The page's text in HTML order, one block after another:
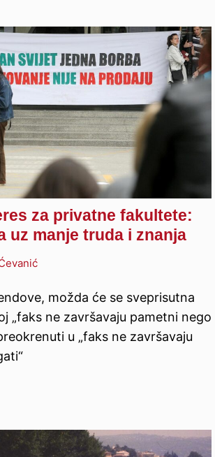
za privatne fakultete:
uz manje truda i znanja
možda će se sveprisutna
„faks ne završavaju pametni nego
u „faks ne završavaju